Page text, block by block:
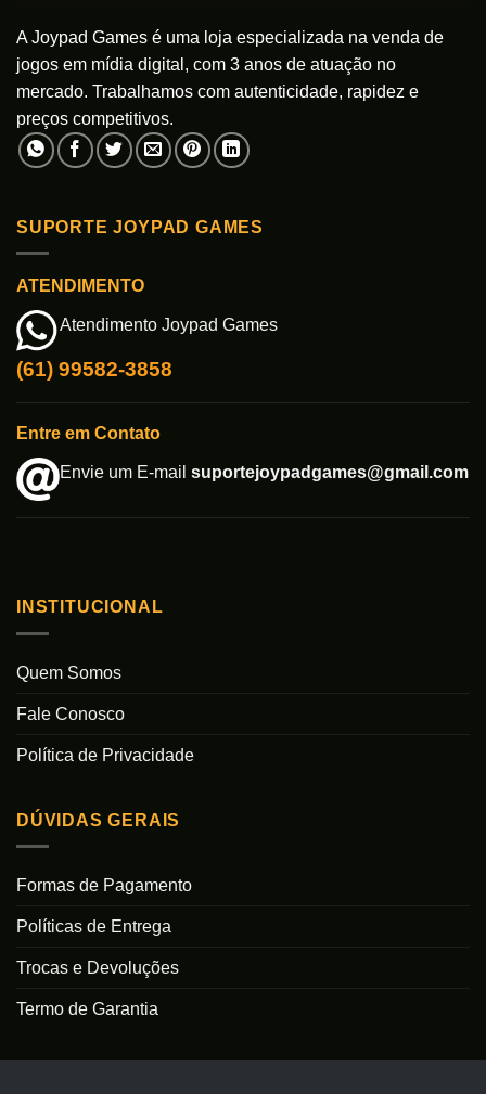
A Joypad Games é uma loja especializada na venda de
jogos em mídia digital, com 3 anos de atuação no
mercado. Trabalhamos com autenticidade, rapidez e
preços competitivos.
SUPORTE JOYPAD GAMES
ATENDIMENTO
Atendimento Joypad Games
(61) 99582-3858
Entre em Contato
Envie um E-mail suportejoypadgames@gmail.com
INSTITUCIONAL
Quem Somos
Fale Conosco
Política de Privacidade
DÚVIDAS GERAIS
Formas de Pagamento
Políticas de Entrega
Trocas e Devoluções
Termo de Garantia